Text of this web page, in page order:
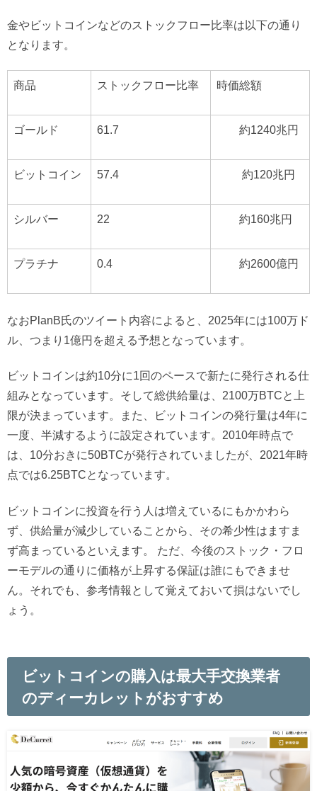
金やビットコインなどのストックフロー比率は以下の通り
となります。
商品 ストックフロー比率 時価総額
ゴールド 61.7 約1240兆円
ビットコイン 57.4 約120兆円
シルバー 22 約160兆円
プラチナ 0.4 約2600億円
なおPlanB氏のツイート内容によると、2025年には100万ド
ル、つまり1億円を超える予想となっています。
ビットコインは約10分に1回のペースで新たに発行される仕
組みとなっています。そして総供給量は、2100万BTCと上
限が決まっています。また、ビットコインの発行量は4年に
一度、半減するように設定されています。2010年時点で
は、10分おきに50BTCが発行されていましたが、2021年時
点では6.25BTCとなっています。
ビットコインに投資を行う人は増えているにもかかわら
ず、供給量が減少していることから、その希少性はますま
ず高まっているといえます。 ただ、今後のストック・フロ
ーモデルの通りに価格が上昇する保証は誰にもできませ
ん。それでも、参考情報として覚えておいて損はないでし
ょう。
ビットコインの購入は最大手交換業者
のディーカレットがおすすめ